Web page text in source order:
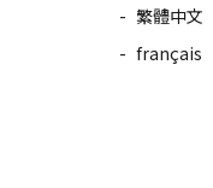
繁體中文
français